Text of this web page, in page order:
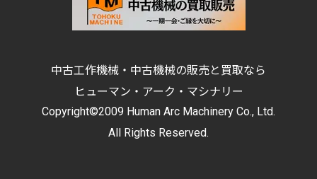
中古工作機械・中古機械の販売と買取なら
ヒューマン・アーク・マシナリー
Copyright©2009 Human Arc Machinery Co., Ltd.
All Rights Reserved.